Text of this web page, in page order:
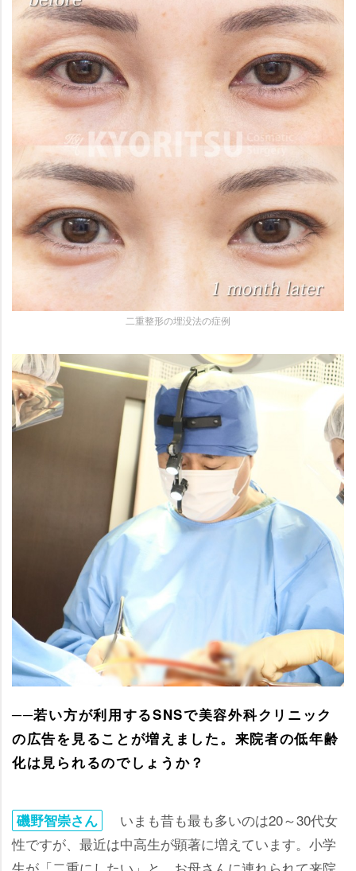
二重整形の埋没法の症例
──若い方が利用するSNSで美容外科クリニック
の広告を見ることが増えました。来院者の低年齢
化は見られるのでしょうか？
磯野智崇さん
いまも昔も最も多いのは20～30代女
性ですが、最近は中高生が顕著に増えています。小学